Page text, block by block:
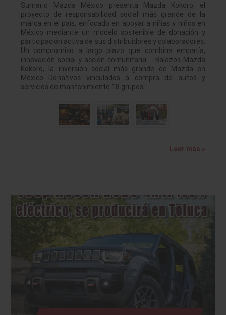
Sumario Mazda México presenta Mazda Kokoro, el
proyecto de responsabilidad social más grande de la
marca en el país, enfocado en apoyar a niñas y niños en
México mediante un modelo sostenible de donación y
participación activa de sus distribuidores y colaboradores.
Un compromiso a largo plazo que combina empatía,
innovación social y acción comunitaria. Balazos Mazda
Kokoro, la inversión social más grande de Mazda en
México Donativos vinculados a compra de autos y
servicios de mantenimiento 18 grupos…
Leer más »